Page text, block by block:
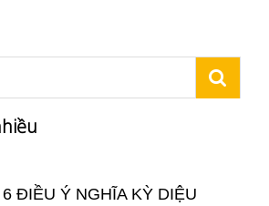
6 ĐIỀU Ý NGHĨA KỲ DIỆU